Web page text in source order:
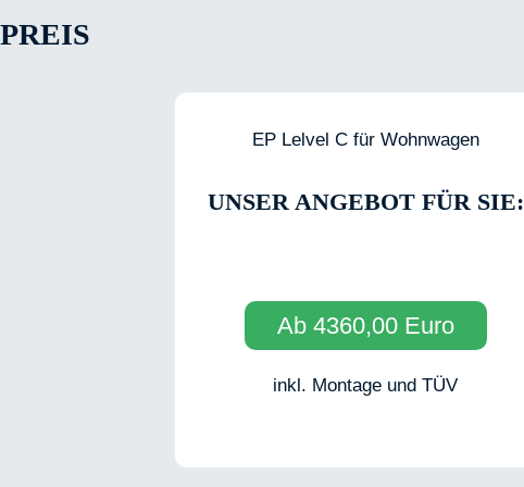
PREIS
EP Lelvel C für Wohnwagen
UNSER ANGEBOT FÜR SIE:
Ab 4360,00 Euro
inkl. Montage und TÜV